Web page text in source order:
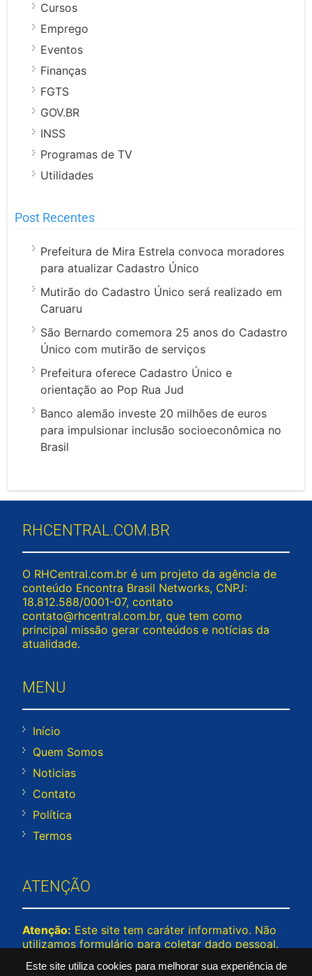
Este site utiliza cookies para melhorar sua experiência de
Cursos
Emprego
Eventos
Finanças
FGTS
GOV.BR
INSS
Programas de TV
Utilidades
Post Recentes
Prefeitura de Mira Estrela convoca moradores
para atualizar Cadastro Único
Mutirão do Cadastro Único será realizado em
Caruaru
São Bernardo comemora 25 anos do Cadastro
Único com mutirão de serviços
Prefeitura oferece Cadastro Único e
orientação ao Pop Rua Jud
Banco alemão investe 20 milhões de euros
para impulsionar inclusão socioeconômica no
Brasil
RHCENTRAL.COM.BR
O RHCentral.com.br é um projeto da agência de
conteúdo Encontra Brasil Networks, CNPJ:
18.812.588/0001-07, contato
contato@rhcentral.com.br, que tem como
principal missão gerar conteúdos e notícias da
atualidade.
MENU
Início
Quem Somos
Noticias
Contato
Política
Termos
ATENÇÃO
Atenção: Este site tem caráter informativo. Não
utilizamos formulário para coletar dado pessoal.
nenhuma empresa ou programa citado no